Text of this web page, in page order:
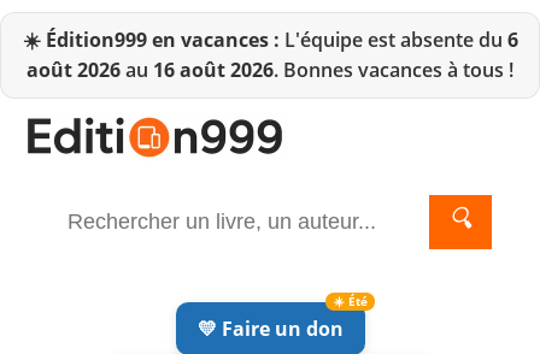
☀️ Édition999 en vacances : L'équipe est absente du 6
août 2026au 16 août 2026. Bonnes vacances à tous !
🔍
💛 Faire un don